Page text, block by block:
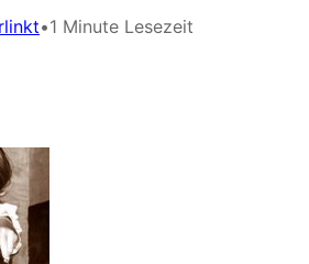
•1 Minute Lesezeit